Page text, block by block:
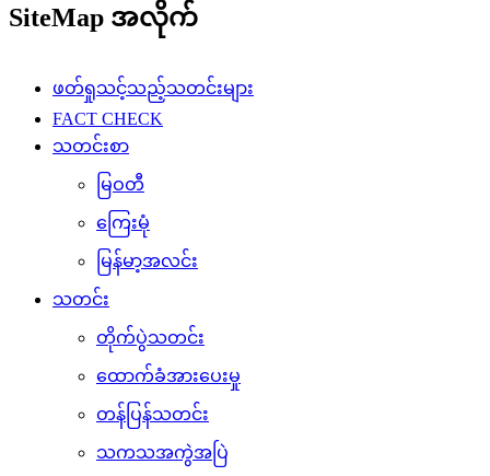
SiteMap အလိုက်
ဖတ်ရှုသင့်သည့်သတင်းများ
FACT CHECK
သတင်းစာ
မြဝတီ
ကြေးမုံ
မြန်မာ့အလင်း
သတင်း
တိုက်ပွဲသတင်း
ထောက်ခံအားပေးမှု
တန်ပြန်သတင်း
သကသအကွဲအပြဲ